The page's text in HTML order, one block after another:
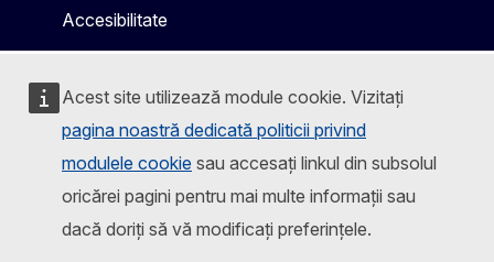
Acest site utilizează module cookie. Vizitați
pagina noastră dedicată politicii privind
modulele cookie sau accesați linkul din subsolul
oricărei pagini pentru mai multe informații sau
dacă doriți să vă modificați preferințele.
Accesibilitate